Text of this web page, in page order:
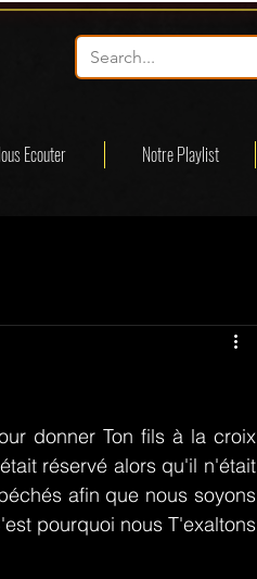
Ecouter Notre Playlist
donner Ton fils à la croix
réservé alors qu'il n'était
afin que nous soyons
pourquoi nous T'exaltons